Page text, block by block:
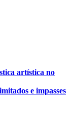
artística no
e impasses